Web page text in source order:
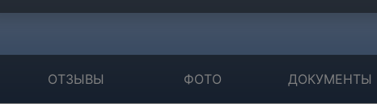
ОТЗЫВЫ ФОТО ДОКУМЕНТЫ